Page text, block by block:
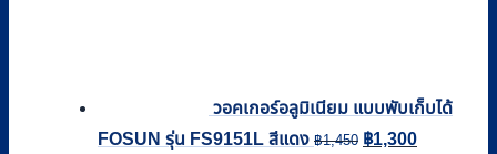
วอคเกอร์อลูมิเนียม แบบพับเก็บได้
FOSUN รุ่น FS9151L สีแดง ฿1,450 Original
฿1,300Current